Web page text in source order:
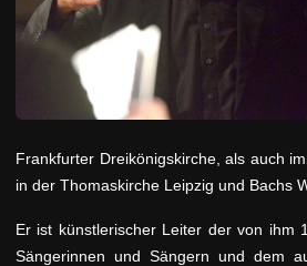
Frankfurter Dreikönigskirche, als auch
in der Thomaskirche Leipzig und Bachs
Er ist künstlerischer Leiter der von ihm
Sängerinnen und Sängern und dem